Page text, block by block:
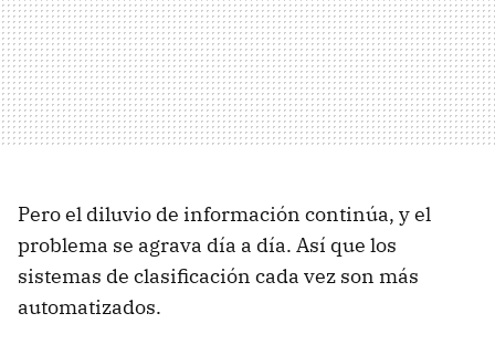
Pero el diluvio de información continúa, y el
problema se agrava día a día. Así que los
sistemas de clasificación cada vez son más
automatizados.